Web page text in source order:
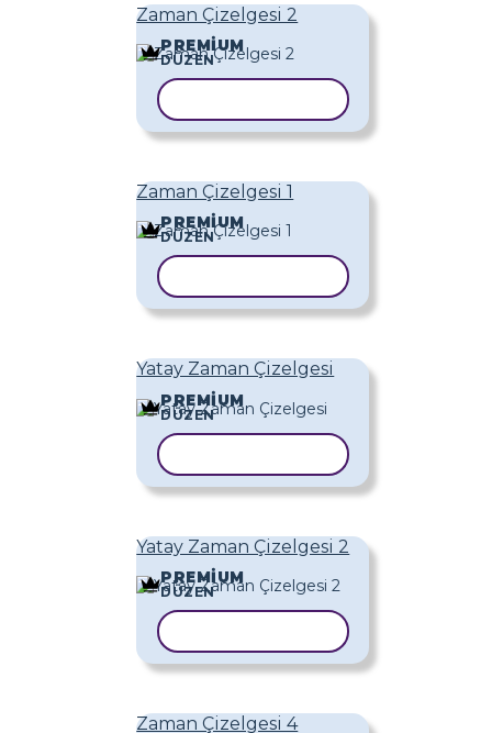
Zaman Çizelgesi 2
PREMIUM
DÜZEN
Zaman Çizelgesi 1
PREMIUM
DÜZEN
Yatay Zaman Çizelgesi
PREMIUM
DÜZEN
Yatay Zaman Çizelgesi 2
PREMIUM
DÜZEN
Zaman Çizelgesi 4